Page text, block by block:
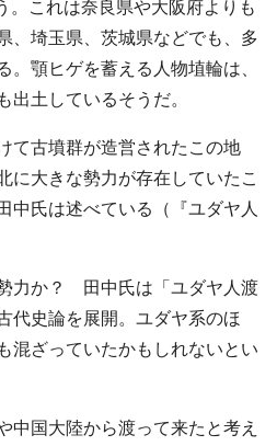
。これは奈良県や大阪府よりも
、埼玉県、茨城県などでも、多
。顎ヒゲを蓄える人物埴輪は、
土しているそうだ。
て古墳群が造営されたこの地
に大きな勢力が存在していたこ
中氏は述べている（『ユダヤ人
力か？ 田中氏は「ユダヤ人渡
代史論を展開。ユダヤ系のほ
混ざっていたかもしれないとい
中国大陸から渡って来たと考え